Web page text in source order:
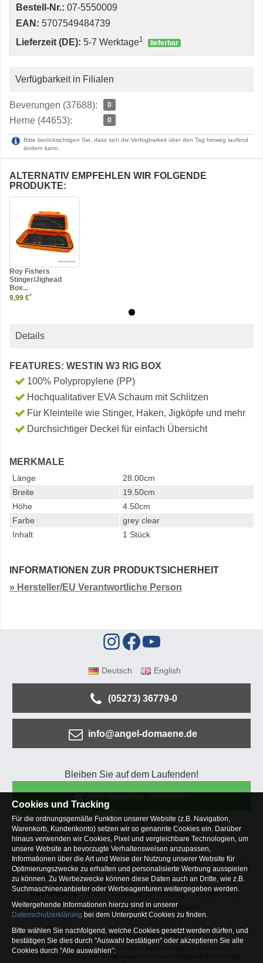
Bestell-Nr.: 07-5550009
EAN: 5707549484739
Lieferzeit (DE): 5-7 Werktage1 lieferbar
Verfügbarkeit in Filialen
Beverungen (37688): 0
Herne (44653): 0
Bitte berücksichtigen Sie, dass sich die Verfügbarkeit über den Tag hinweg laufend
ändern kann.
ALTERNATIV EMPFEHLEN WIR FOLGENDE
PRODUKTE:
Roy Fishers
Stinger/Jighead
Box...
9,99 €*
Details
FEATURES: WESTIN W3 RIG BOX
100% Polypropylene (PP)
Hochqualitativer EVA Schaum mit Schlitzen
Für Kleinteile wie Stinger, Haken, Jigköpfe und mehr
Durchsichtiger Deckel für einfach Übersicht
MERKMALE
Länge
28.00cm
Breite
19.50cm
Höhe
4.50cm
Farbe
grey clear
Inhalt
1 Stück
INFORMATIONEN ZUR PRODUKTSICHERHEIT
» Hersteller/EU Verantwortliche Person
Deutsch English
(05273) 36779-0
info@angel-domaene.de
Bleiben Sie auf dem Laufenden!
Kundenservice Mein Konto
Versandkosten
Zahlungsarten
Rücksendung
Kaufberatung
Häufige Fragen
Über uns
Unternehmen Blog Jobs & Praktika
Facebook
Osterfeldsee
Archiv Sitemap
Kontaktformular
Rechtliches
AGB Widerrufsbelehrung
Datenschutz
Altbatterie-Entsorgung
Impressum
Zur Desktop Webseite
* = Alle Preisangaben inkl. gesetzlicher MwSt. und zzgl.
Cookies und Tracking
Für die ordnungsgemäße Funktion unserer Website (z.B. Navigation,
Warenkorb, Kundenkonto) setzen wir so genannte Cookies ein. Darüber
hinaus verwenden wir Cookies, Pixel und vergleichbare Technologien, um
unsere Website an bevorzugte Verhaltensweisen anzupassen,
Informationen über die Art und Weise der Nutzung unserer Website für
Optimierungszwecke zu erhalten und personalisierte Werbung ausspielen
zu können. Zu Werbezwecke können diese Daten auch an Dritte, wie z.B.
Suchmaschinenanbieter oder Werbeagenturen weitergegeben werden.
Weitergehende Informationen hierzu sind in unserer
Datenschutzerklärung bei dem Unterpunkt Cookies zu finden.
Bitte wählen Sie nachfolgend, welche Cookies gesetzt werden dürfen, und
bestätigen Sie dies durch "Auswahl bestätigen" oder akzeptieren Sie alle
Cookies durch "Alle auswählen":